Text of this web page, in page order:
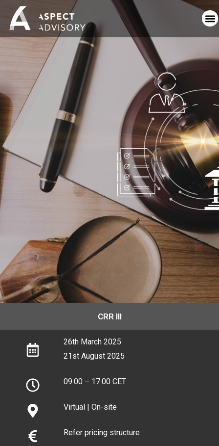
CRR III
26th March 2025
21st August 2025
28th June, 2024 (S2)
09:00 – 17:00 CET
28th June, 2024 (S2)
Virtual | On-site
28th June, 2024 (S2)
Refer pricing structure
28th June, 2024 (S2)